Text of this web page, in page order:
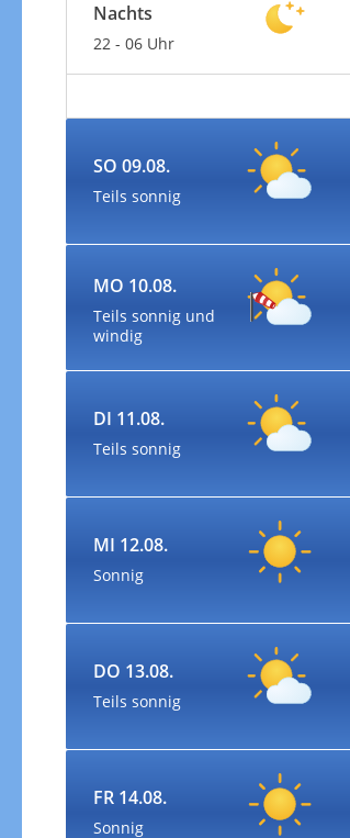
Nachts
22 - 06 Uhr
SO 09.08.
Teils sonnig
MO 10.08.
Teils sonnig und
windig
DI 11.08.
Teils sonnig
MI 12.08.
Sonnig
DO 13.08.
Teils sonnig
FR 14.08.
Sonnig